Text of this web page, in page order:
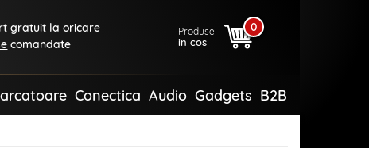
gratuit la oricare
comandate
Produse
in cos
0
Conectica Audio Gadgets B2B